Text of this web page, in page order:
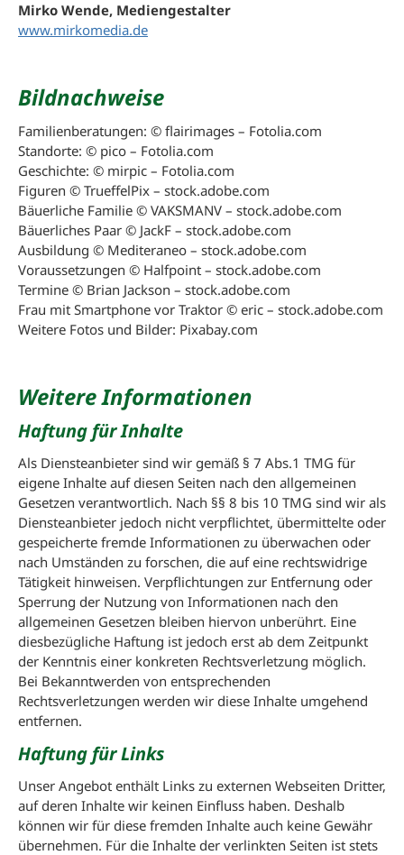
Mirko Wende, Mediengestalter
www.mirkomedia.de
Bildnachweise
Familienberatungen: © flairimages – Fotolia.com
Standorte: © pico – Fotolia.com
Geschichte: © mirpic – Fotolia.com
Figuren © TrueffelPix – stock.adobe.com
Bäuerliche Familie © VAKSMANV – stock.adobe.com
Bäuerliches Paar © JackF – stock.adobe.com
Ausbildung © Mediteraneo – stock.adobe.com
Voraussetzungen © Halfpoint – stock.adobe.com
Termine © Brian Jackson – stock.adobe.com
Frau mit Smartphone vor Traktor © eric – stock.adobe.com
Weitere Fotos und Bilder: Pixabay.com
Weitere Informationen
Haftung für Inhalte
Als Diensteanbieter sind wir gemäß § 7 Abs.1 TMG für
eigene Inhalte auf diesen Seiten nach den allgemeinen
Gesetzen verantwortlich. Nach §§ 8 bis 10 TMG sind wir als
Diensteanbieter jedoch nicht verpflichtet, übermittelte oder
gespeicherte fremde Informationen zu überwachen oder
nach Umständen zu forschen, die auf eine rechtswidrige
Tätigkeit hinweisen. Verpflichtungen zur Entfernung oder
Sperrung der Nutzung von Informationen nach den
allgemeinen Gesetzen bleiben hiervon unberührt. Eine
diesbezügliche Haftung ist jedoch erst ab dem Zeitpunkt
der Kenntnis einer konkreten Rechtsverletzung möglich.
Bei Bekanntwerden von entsprechenden
Rechtsverletzungen werden wir diese Inhalte umgehend
entfernen.
Haftung für Links
Unser Angebot enthält Links zu externen Webseiten Dritter,
auf deren Inhalte wir keinen Einfluss haben. Deshalb
können wir für diese fremden Inhalte auch keine Gewähr
übernehmen. Für die Inhalte der verlinkten Seiten ist stets